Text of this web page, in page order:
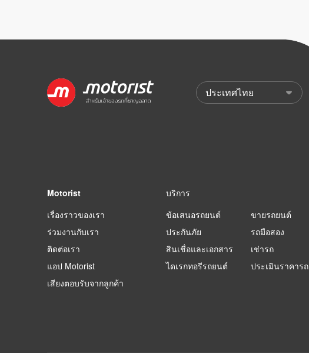
Motorist
เรื่องราวของเรา
ร่วมงานกับเรา
ติดต่อเรา
แอป Motorist
เสียงตอบรับจากลูกค้า
บริการ
ข้อเสนอรถยนต์
ประกันภัย
สินเชื่อและเอกสาร
ไดเรกทอรีรถยนต์
ขายรถยนต์
รถมือสอง
เช่ารถ
ประเมินราคารถ